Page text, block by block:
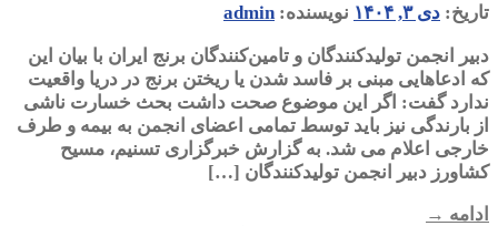
تاریخ: دی ۳, ۱۴۰۴ نویسنده:admin
دبیر انجمن تولیدکنندگان و تامین‌کنندگان برنج ایران با بیان این
که ادعاهایی مبنی بر فاسد شدن یا ریختن برنج در دریا واقعیت
ندارد گفت: اگر این موضوع صحت داشت بحث خسارت ناشی
از بارندگی نیز باید توسط تمامی اعضای انجمن به بیمه و طرف
خارجی اعلام می شد. به گزارش خبرگزاری تسنیم، مسیح
کشاورز دبیر انجمن تولیدکنندگان […]
ادامه →